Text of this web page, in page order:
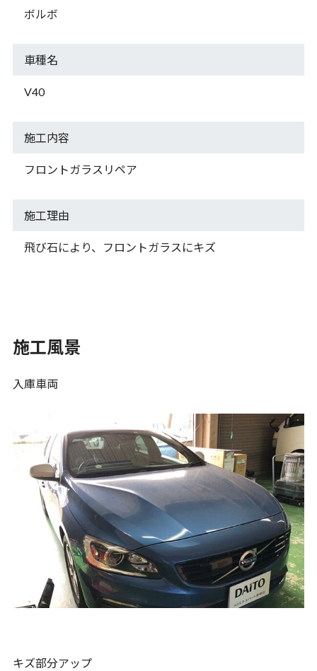
ボルボ
車種名
V40
施工内容
フロントガラスリペア
施工理由
飛び石により、フロントガラスにキズ
施工風景
入庫車両
キズ部分アップ